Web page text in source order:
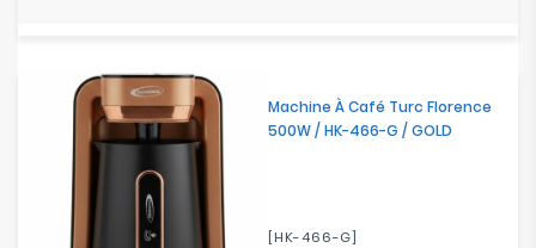
Machine À Café Turc Florence
500W / HK-466-G / GOLD
[HK-466-G]